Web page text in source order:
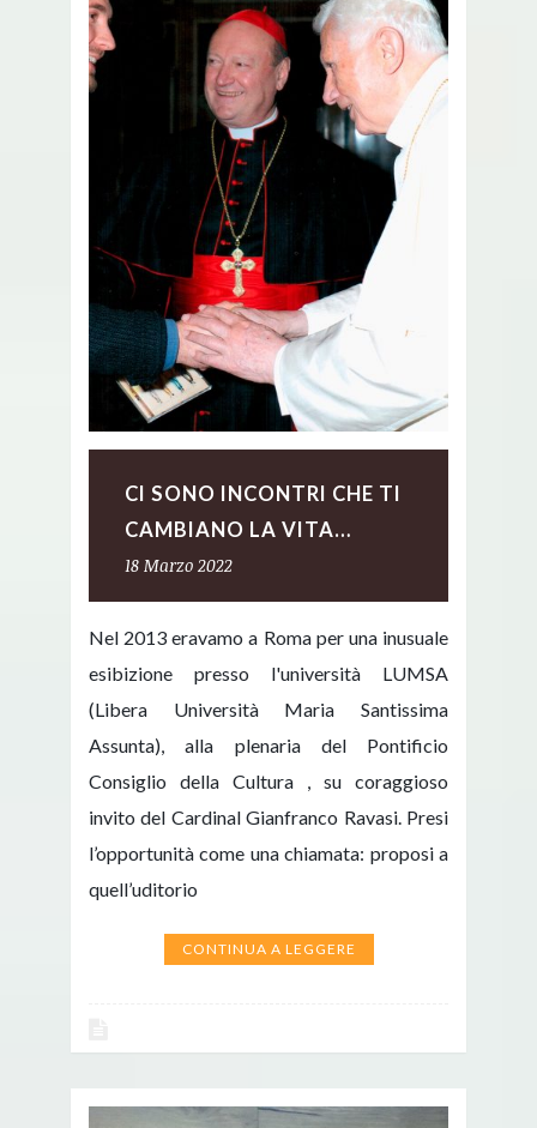
CI SONO INCONTRI CHE TI
CAMBIANO LA VITA…
18 Marzo 2022
Nel 2013 eravamo a Roma per una inusuale
esibizione presso l'università LUMSA
(Libera Università Maria Santissima
Assunta), alla plenaria del Pontificio
Consiglio della Cultura , su coraggioso
invito del Cardinal Gianfranco Ravasi. Presi
l’opportunità come una chiamata: proposi a
quell’uditorio
CONTINUA A LEGGERE